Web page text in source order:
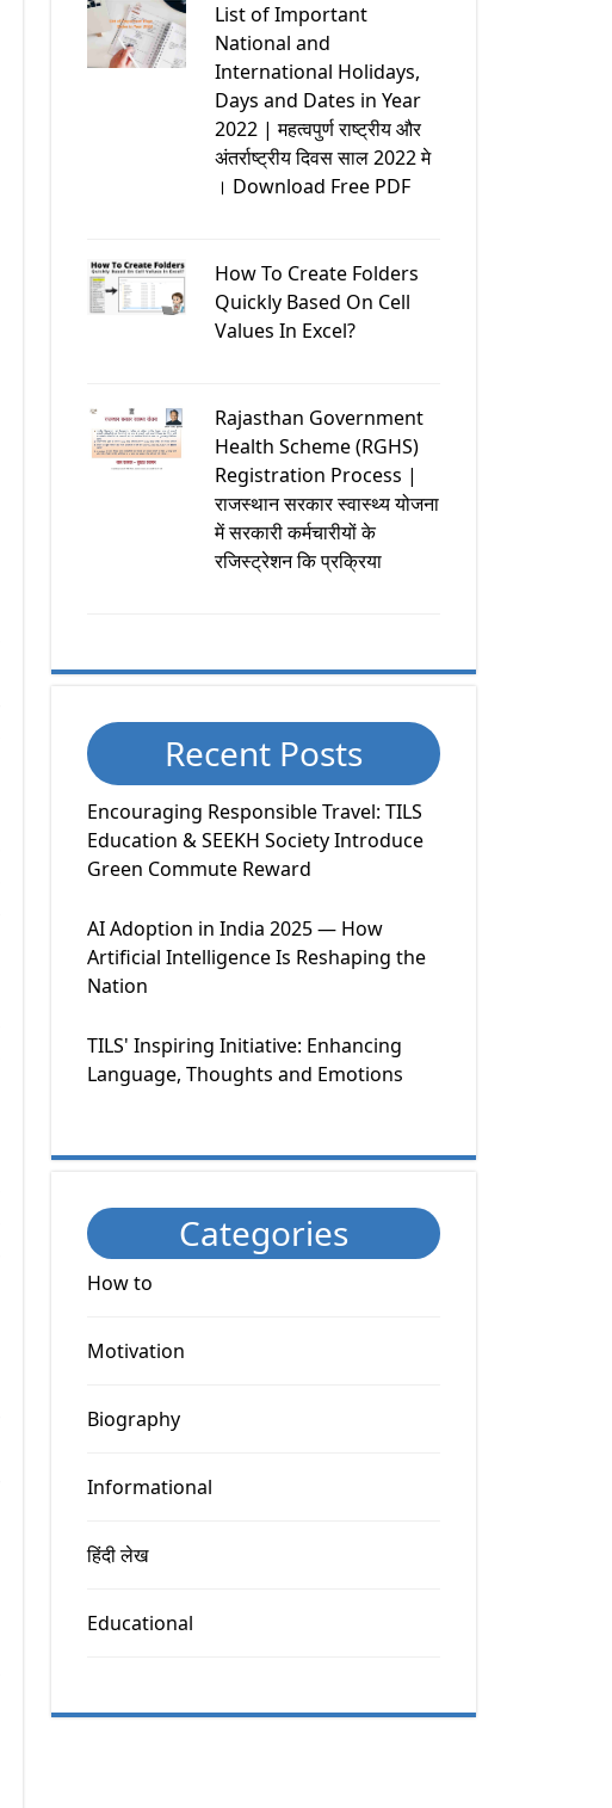
List of Important
National and
International Holidays,
Days and Dates in Year
2022 | महत्वपुर्ण राष्ट्रीय और
अंतर्राष्ट्रीय दिवस साल 2022 मे
। Download Free PDF
How To Create Folders
Quickly Based On Cell
Values In Excel?
Rajasthan Government
Health Scheme (RGHS)
Registration Process |
राजस्थान सरकार स्वास्थ्य योजना
में सरकारी कर्मचारीयों के
रजिस्ट्रेशन कि प्रक्रिया
Recent Posts
Encouraging Responsible Travel: TILS
Education & SEEKH Society Introduce
Green Commute Reward
AI Adoption in India 2025 — How
Artificial Intelligence Is Reshaping the
Nation
TILS' Inspiring Initiative: Enhancing
Language, Thoughts and Emotions
Categories
How to
Motivation
Biography
Informational
हिंदी लेख
Educational